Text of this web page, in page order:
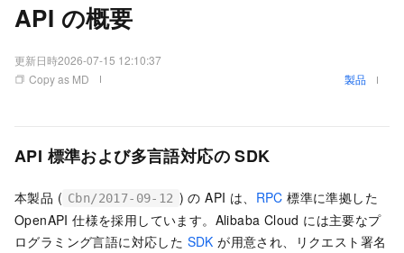
API の概要
更新日時2026-07-15 12:10:37
Copy as MD
製品
API 標準および多言語対応の SDK
本製品 ( Cbn/2017-09-12 ) の API は、 RPC 標準に準拠した
OpenAPI 仕様を採用しています。Alibaba Cloud には主要なプ
ログラミング言語に対応した SDK が用意され、リクエスト署名